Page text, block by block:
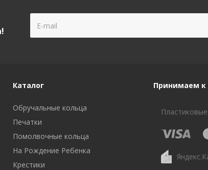
Каталог
Обручальные кольца
Печатки
Помолвочные кольца
На Рождение Ребенка
Крестики
Принимаем к